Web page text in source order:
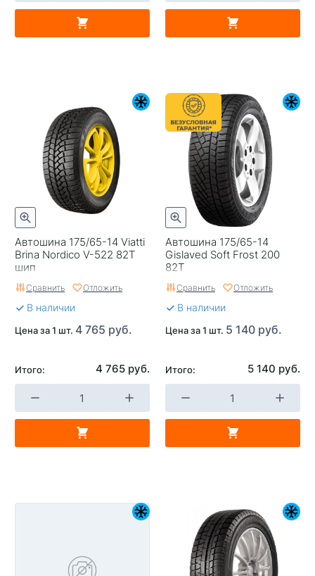
Автошина 175/65-14 Viatti
Brina Nordico V-522 82T
шип
Сравнить Отложить
В наличии
Цена за 1 шт. 4 765 руб.
Итого: 4 765 руб.
Автошина 175/65-14
Gislaved Soft Frost 200
82T
Сравнить Отложить
В наличии
Цена за 1 шт. 5 140 руб.
Итого: 5 140 руб.